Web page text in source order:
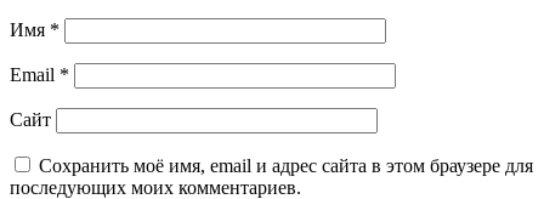
Имя *
Email *
Сайт
Сохранить моё имя, email и адрес сайта в этом браузере для
последующих моих комментариев.